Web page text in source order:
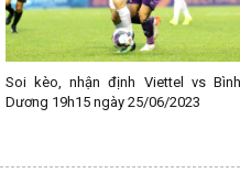
Soi kèo, nhận định Viettel vs Bình
Dương 19h15 ngày 25/06/2023